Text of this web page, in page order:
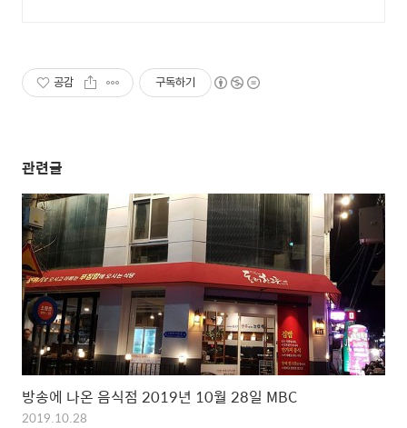
공감 구독하기
관련글
방송에 나온 음식점 2019년 10월 28일 MBC
2019.10.28